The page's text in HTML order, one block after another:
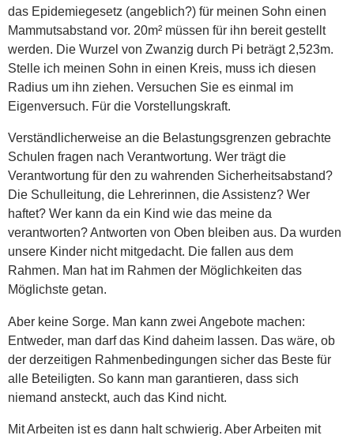
das Epidemiegesetz (angeblich?) für meinen Sohn einen
Mammutsabstand vor. 20m² müssen für ihn bereit gestellt
werden. Die Wurzel von Zwanzig durch Pi beträgt 2,523m.
Stelle ich meinen Sohn in einen Kreis, muss ich diesen
Radius um ihn ziehen. Versuchen Sie es einmal im
Eigenversuch. Für die Vorstellungskraft.
Verständlicherweise an die Belastungsgrenzen gebrachte
Schulen fragen nach Verantwortung. Wer trägt die
Verantwortung für den zu wahrenden Sicherheitsabstand?
Die Schulleitung, die Lehrerinnen, die Assistenz? Wer
haftet? Wer kann da ein Kind wie das meine da
verantworten? Antworten von Oben bleiben aus. Da wurden
unsere Kinder nicht mitgedacht. Die fallen aus dem
Rahmen. Man hat im Rahmen der Möglichkeiten das
Möglichste getan.
Aber keine Sorge. Man kann zwei Angebote machen:
Entweder, man darf das Kind daheim lassen. Das wäre, ob
der derzeitigen Rahmenbedingungen sicher das Beste für
alle Beteiligten. So kann man garantieren, dass sich
niemand ansteckt, auch das Kind nicht.
Mit Arbeiten ist es dann halt schwierig. Aber Arbeiten mit